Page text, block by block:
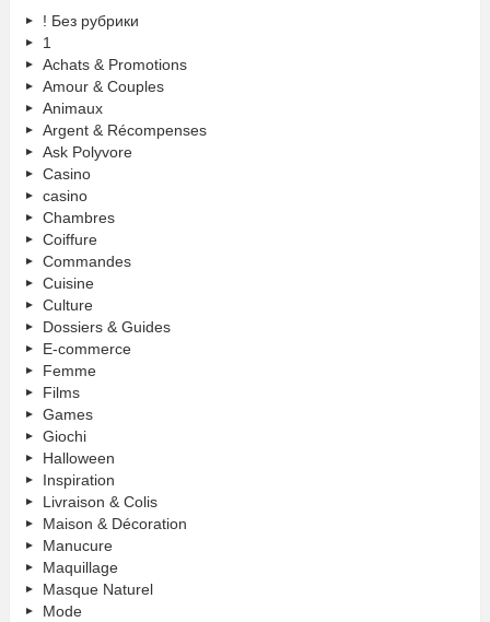
! Без рубрики
1
Achats & Promotions
Amour & Couples
Animaux
Argent & Récompenses
Ask Polyvore
Casino
casino
Chambres
Coiffure
Commandes
Cuisine
Culture
Dossiers & Guides
E-commerce
Femme
Films
Games
Giochi
Halloween
Inspiration
Livraison & Colis
Maison & Décoration
Manucure
Maquillage
Masque Naturel
Mode